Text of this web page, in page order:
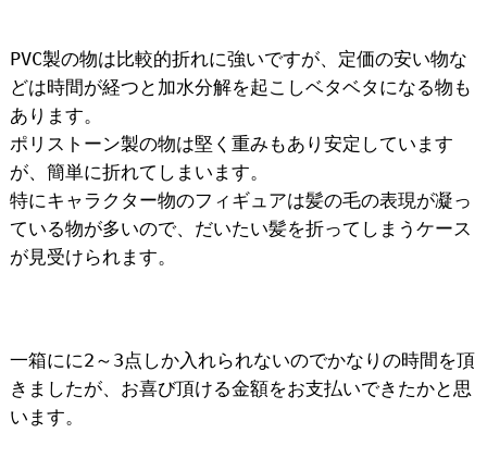
PVC製の物は比較的折れに強いですが、定価の安い物な
どは時間が経つと加水分解を起こしベタベタになる物も
あります。
ポリストーン製の物は堅く重みもあり安定しています
が、簡単に折れてしまいます。
特にキャラクター物のフィギュアは髪の毛の表現が凝っ
ている物が多いので、だいたい髪を折ってしまうケース
が見受けられます。
一箱にに2～3点しか入れられないのでかなりの時間を頂
きましたが、お喜び頂ける金額をお支払いできたかと思
います。